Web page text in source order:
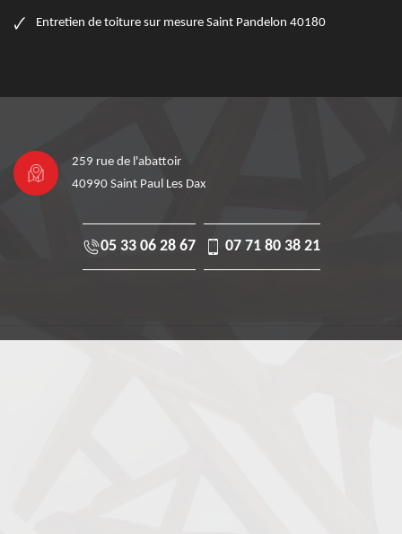
Entretien de toiture sur mesure Saint Pandelon 40180
259 rue de l'abattoir
40990 Saint Paul Les Dax
05 33 06 28 67 07 71 80 38 21